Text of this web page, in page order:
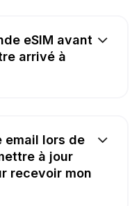
eSIM avant
arrivé à
email lors de
à jour
recevoir mon